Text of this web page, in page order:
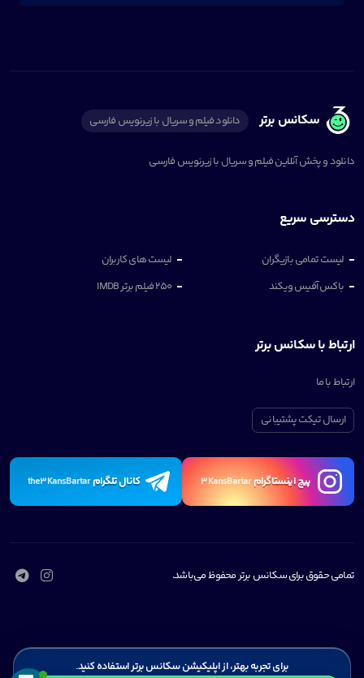
سکانس برتر دانلود فیلم و سریال با زیرنویس فارسی
دانلود و پخش آنلاین فیلم و سریال با زیرنویس فارسی
دسترسی سریع
لیست تمامی بازیگران
لیست های کاربران
باکس آفیس ویکند
250 فیلم برتر IMDB
ارتباط با سکانس برتر
ارتباط با ما
ارسال تیکت پشتیبانی
پیچ اینستاگرام3KansBartar کانال تلگرامthe3KansBartar
تمامی حقوق برای سکانس برتر محفوظ می‌باشد.
برای تجربه بهتر، از اپلیکیشن سکانس برتر استفاده کنید.